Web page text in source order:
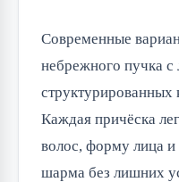
Современные
небрежного пучка с
структурированных
Каждая причёска
волос, форму лица и
шарма без лишних